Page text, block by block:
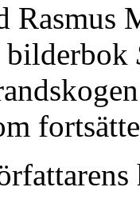
Rasmus
bilderbok